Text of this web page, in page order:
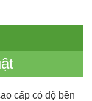
cấp có độ bền